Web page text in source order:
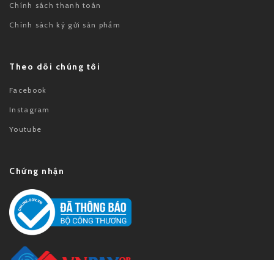
Chính sách thanh toán
Chính sách ký gửi sản phẩm
Theo dõi chúng tôi
Facebook
Instagram
Youtube
Chứng nhận